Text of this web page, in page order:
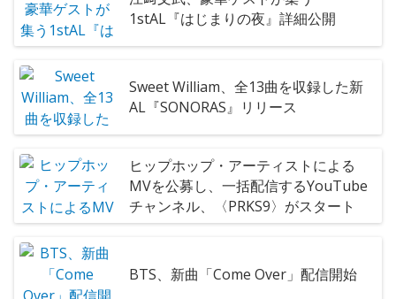
1stAL『はじまりの夜』詳細公開
Sweet William、全13曲を収録した新
AL『SONORAS』リリース
ヒップホップ・アーティストによる
MVを公募し、一括配信するYouTube
チャンネル、〈PRKS9〉がスタート
BTS、新曲「Come Over」配信開始